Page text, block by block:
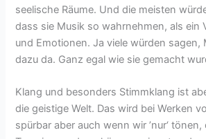
seelische Räume. Und die meisten
dass sie Musik so wahrnehmen, als ein
und Emotionen. Ja viele würden sagen,
dazu da. Ganz egal wie sie gemacht
Klang und besonders Stimmklang ist
die geistige Welt. Das wird bei Werken
spürbar aber auch wenn wir ’nur‘